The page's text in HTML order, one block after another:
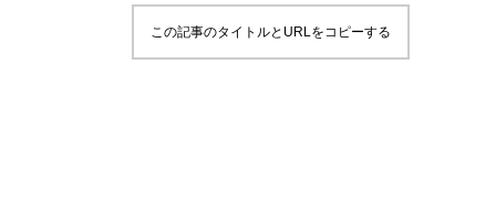
この記事のタイトルとURLをコピーする